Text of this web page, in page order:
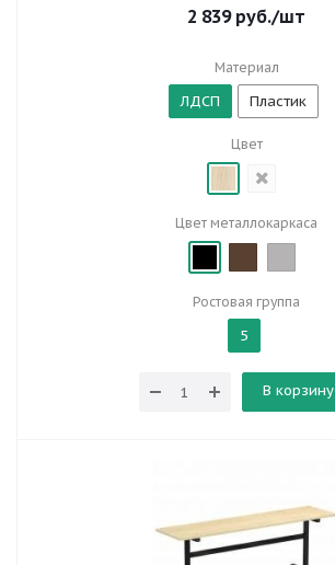
2 839руб./шт
Материал
ЛДСП Пластик
Цвет
Цвет металлокаркаса
Ростовая группа
5
В корзину